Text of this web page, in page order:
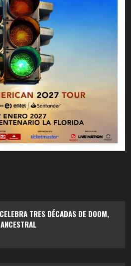
TRES DÉCADAS DE DOOM,